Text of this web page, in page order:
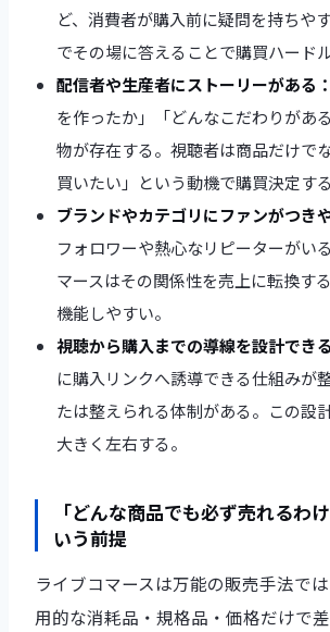
ど、消費者が購入前に疑問を持ちや
でその場に答えることで購買ハード
配信者や生産者にストーリーがある：
を作ったか」「どんなこだわりがあ
物が存在する。視聴者は商品だけで
買いたい」という動機で購買決定す
ブランドやカテゴリにファンがつき
フォロワーや熱心なリピーターがい
マースはその関係性を売上に転換す
機能しやすい。
視聴から購入までの導線を設計でき
に購入リンクへ誘導できる仕組みが
たは整えられる体制がある。この設
大きく左右する。
「どんな商品でも必ず売れるわ
いう前提
ライブコマースは万能の販売手法で
用的な消耗品・規格品・価格だけで